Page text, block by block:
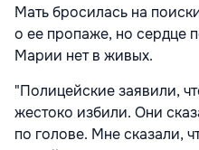
Мать бросилась на
о ее пропаже, но сердце
Марии нет в живых.
"Полицейские заявили,
жестоко избили. Они
по голове. Мне сказали,